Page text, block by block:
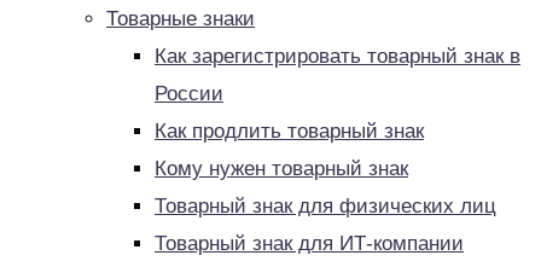
Товарные знаки
Как зарегистрировать товарный знак в
России
Как продлить товарный знак
Кому нужен товарный знак
Товарный знак для физических лиц
Товарный знак для ИТ-компании